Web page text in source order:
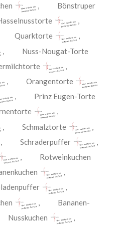
, Bönstruper
,
Quarktorte
,
Nuss-Nougat-Torte
,
, Orangentorte
, Prinz Eugen-Torte
,
Schmalztorte
, Schraderpuffer
,
, Rotweinkuchen
,
,
Bananen-
Nusskuchen
,